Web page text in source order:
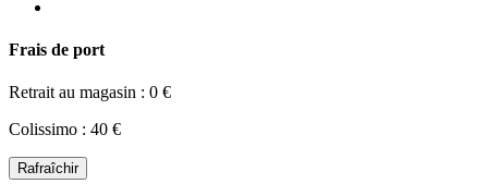
Frais de port
Retrait au magasin : 0 €
Colissimo : 40 €